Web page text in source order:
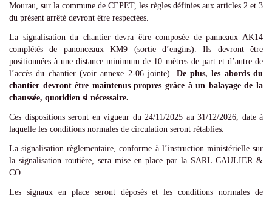
Mourau, sur la commune de CEPET, les règles définies aux articles 2 et 3
du présent arrêté devront être respectées.
La signalisation du chantier devra être composée de panneaux AK14
complétés de panonceaux KM9 (sortie d’engins). Ils devront être
positionnées à une distance minimum de 10 mètres de part et d’autre de
l’accès du chantier (voir annexe 2-06 jointe). De plus, les abords du
chantier devront être maintenus propres grâce à un balayage de la
chaussée, quotidien si nécessaire.
Ces dispositions seront en vigueur du 24/11/2025 au 31/12/2026, date à
laquelle les conditions normales de circulation seront rétablies.
La signalisation règlementaire, conforme à l’instruction ministérielle sur
la signalisation routière, sera mise en place par la SARL CAULIER &
CO.
Les signaux en place seront déposés et les conditions normales de